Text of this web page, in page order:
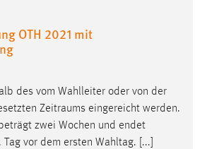
OTH 2021 mit
des vom Wahlleiter oder von der
Zeitraums eingereicht werden.
zwei Wochen und endet
vor dem ersten Wahltag. [...]